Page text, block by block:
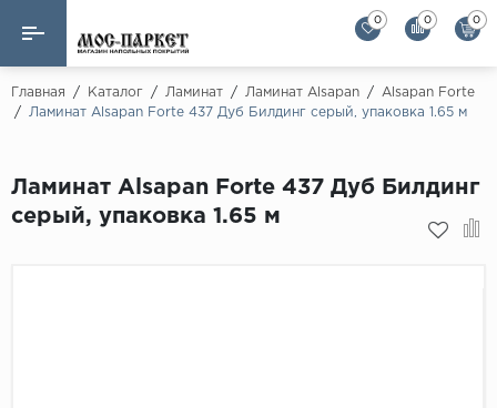
Назад Назад
Alpine Floor
Кварц-винил
0 0 0
Главная / Каталог / Ламинат / Ламинат Alsapan /
Alsapan Forte
/
Ламинат Alsapan Forte 437 Дуб Билдинг серый, упаковка 1.65 м
Ламинат Alsapan Forte 437 Дуб Билдинг
серый, упаковка 1.65 м